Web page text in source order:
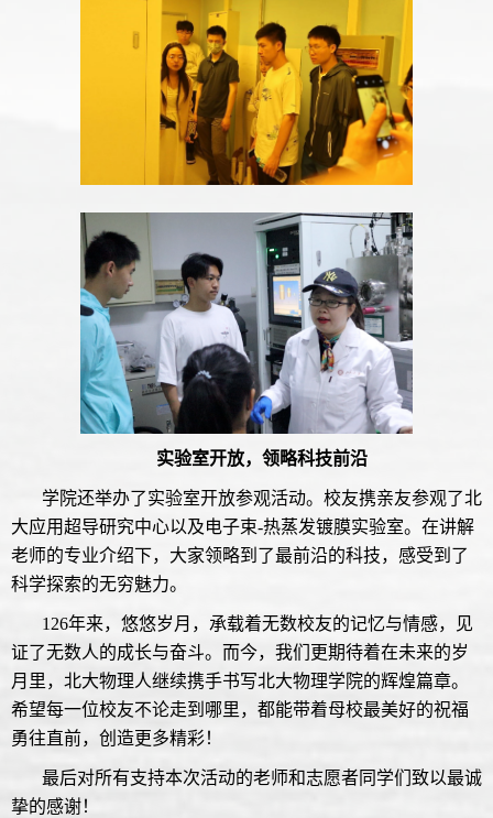
实验室开放，领略科技前沿
学院还举办了实验室开放参观活动。校友携亲友参观了北
大应用超导研究中心以及电子束-热蒸发镀膜实验室。在讲解
老师的专业介绍下，大家领略到了最前沿的科技，感受到了
科学探索的无穷魅力。
126年来，悠悠岁月，承载着无数校友的记忆与情感，见
证了无数人的成长与奋斗。而今，我们更期待着在未来的岁
月里，北大物理人继续携手书写北大物理学院的辉煌篇章。
希望每一位校友不论走到哪里，都能带着母校最美好的祝福
勇往直前，创造更多精彩！
最后对所有支持本次活动的老师和志愿者同学们致以最诚
挚的感谢！